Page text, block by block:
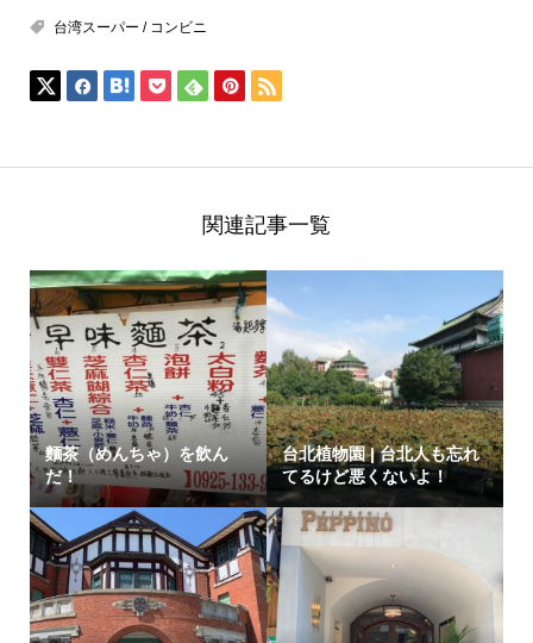
台湾スーパー / コンビニ
関連記事一覧
麵茶（めんちゃ）を飲ん
だ！
台北植物園 | 台北人も忘れ
てるけど悪くないよ！